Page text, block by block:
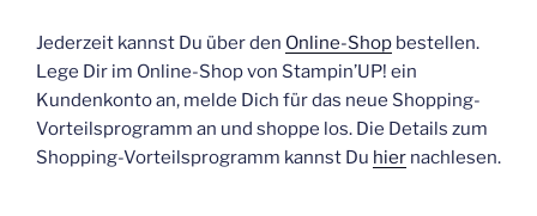
Jederzeit kannst Du über den Online-Shop bestellen.
Lege Dir im Online-Shop von Stampin’UP! ein
Kundenkonto an, melde Dich für das neue Shopping-
Vorteilsprogramm an und shoppe los. Die Details zum
Shopping-Vorteilsprogramm kannst Du hier nachlesen.